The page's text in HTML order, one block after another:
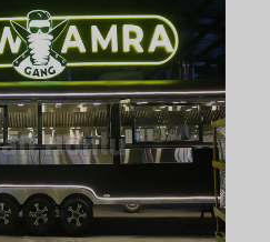
Slovenščina
Latviešu valoda
Dansk
Hrvatski
Српски језик
Norsk nynorsk
Maori